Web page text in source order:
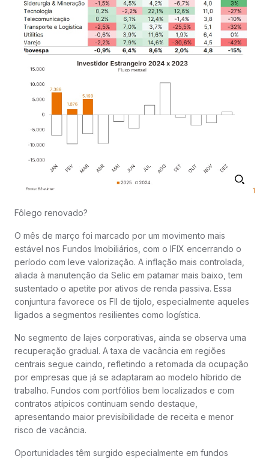
Fôlego renovado?
O mês de março foi marcado por um movimento mais
estável nos Fundos Imobiliários, com o IFIX encerrando o
período com leve valorização. A inflação mais controlada,
aliada à manutenção da Selic em patamar mais baixo, tem
sustentado o apetite por ativos de renda passiva. Essa
conjuntura favorece os FII de tijolo, especialmente aqueles
ligados a segmentos resilientes como logística.
No segmento de lajes corporativas, ainda se observa uma
recuperação gradual. A taxa de vacância em regiões
centrais segue caindo, refletindo a retomada da ocupação
por empresas que já se adaptaram ao modelo híbrido de
trabalho. Fundos com portfólios bem localizados e com
contratos atípicos continuam sendo destaque,
apresentando maior previsibilidade de receita e menor
risco de vacância.
Oportunidades têm surgido especialmente em fundos